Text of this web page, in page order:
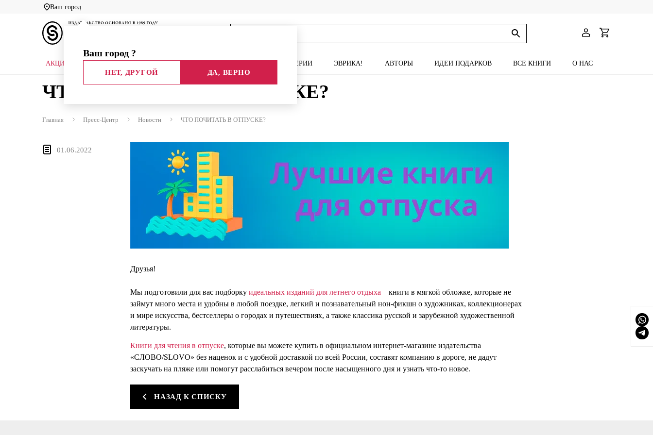
Ваш город
Ваш город ?
НЕТ, ДРУГОЙ ДА, ВЕРНО
АКЦИИ СЕРИИ ЭВРИКА! АВТОРЫ ИДЕИ ПОДАРКОВ ВСЕ КНИГИ О НАС
ЧТО ПОЧИТАТЬ В ОТПУСКЕ?
Главная Пресс-Центр Новости ЧТО ПОЧИТАТЬ В ОТПУСКЕ?
01.06.2022
Друзья!
Мы подготовили для вас подборку идеальных изданий для летнего отдыха – книги в мягкой обложке, которые не
займут много места и удобны в любой поездке, легкий и познавательный нон-фикшн о художниках, коллекционерах
и мире искусства, бестселлеры о городах и путешествиях, а также классика русской и зарубежной художественной
литературы.
Книги для чтения в отпуске, которые вы можете купить в официальном интернет-магазине издательства
«СЛОВО/SLOVO» без наценок и с удобной доставкой по всей России, составят компанию в дороге, не дадут
заскучать на пляже или помогут расслабиться вечером после насыщенного дня и узнать что-то новое.
НАЗАД К СПИСКУ